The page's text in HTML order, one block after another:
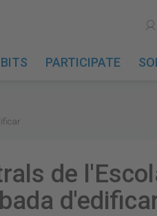
user
PARTICIPATE
de